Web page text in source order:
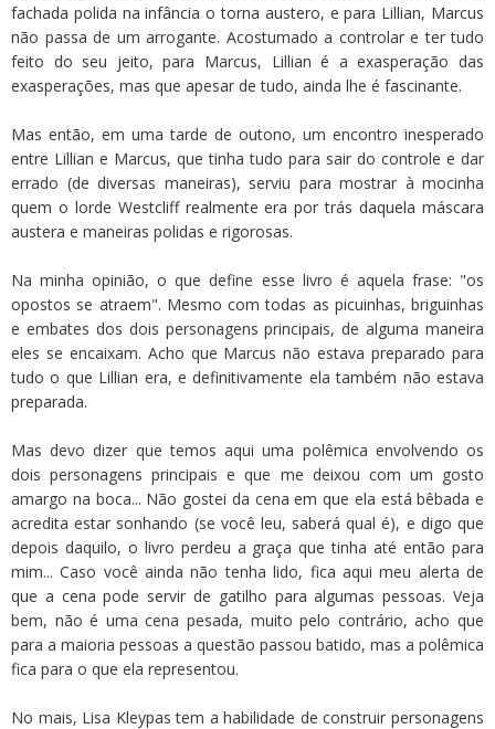
fachada polida na infância o torna austero, e para Lillian, Marcus
não passa de um arrogante. Acostumado a controlar e ter tudo
feito do seu jeito, para Marcus, Lillian é a exasperação das
exasperações, mas que apesar de tudo, ainda lhe é fascinante.
Mas então, em uma tarde de outono, um encontro inesperado
entre Lillian e Marcus, que tinha tudo para sair do controle e dar
errado (de diversas maneiras), serviu para mostrar à mocinha
quem o lorde Westcliff realmente era por trás daquela máscara
austera e maneiras polidas e rigorosas.
Na minha opinião, o que define esse livro é aquela frase: "os
opostos se atraem". Mesmo com todas as picuinhas, briguinhas
e embates dos dois personagens principais, de alguma maneira
eles se encaixam. Acho que Marcus não estava preparado para
tudo o que Lillian era, e definitivamente ela também não estava
preparada.
Mas devo dizer que temos aqui uma polêmica envolvendo os
dois personagens principais e que me deixou com um gosto
amargo na boca... Não gostei da cena em que ela está bêbada e
acredita estar sonhando (se você leu, saberá qual é), e digo que
depois daquilo, o livro perdeu a graça que tinha até então para
mim... Caso você ainda não tenha lido, fica aqui meu alerta de
que a cena pode servir de gatilho para algumas pessoas. Veja
bem, não é uma cena pesada, muito pelo contrário, acho que
para a maioria pessoas a questão passou batido, mas a polêmica
fica para o que ela representou.
No mais, Lisa Kleypas tem a habilidade de construir personagens